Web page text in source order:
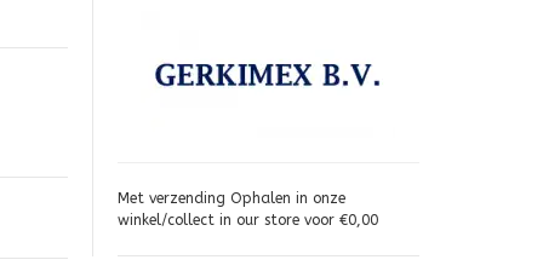
Met verzending Ophalen in onze
winkel/collect in our store voor €0,00